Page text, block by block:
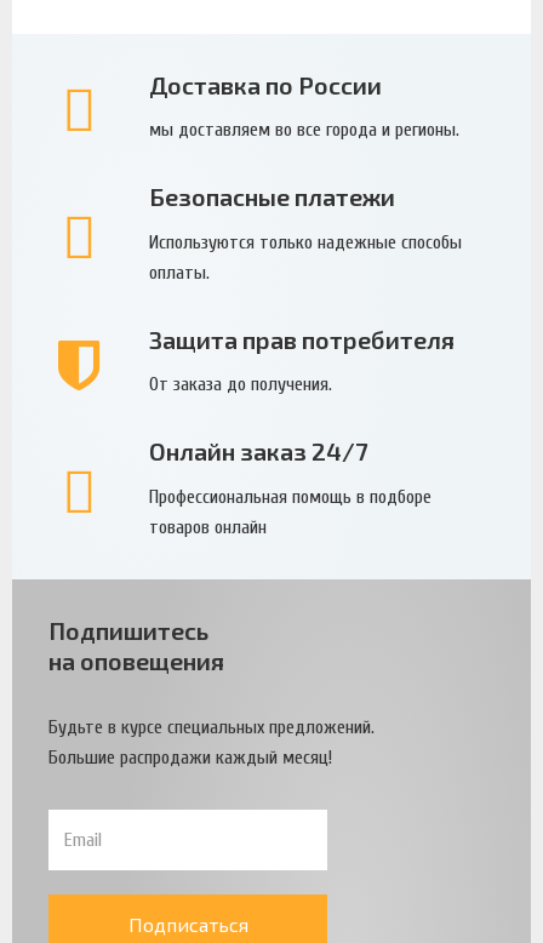
Доставка по России
мы доставляем во все города и регионы.
Безопасные платежи
Используются только надежные способы
оплаты.
Защита прав потребителя
От заказа до получения.
Онлайн заказ 24/7
Профессиональная помощь в подборе
товаров онлайн
Подпишитесь
на оповещения
Будьте в курсе специальных предложений.
Большие распродажи каждый месяц!
Подписаться